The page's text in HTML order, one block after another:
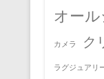
オー
カメラ ク
ラグジュアリ